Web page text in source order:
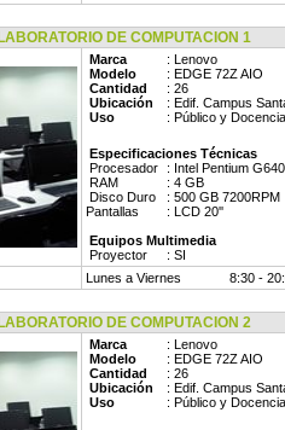
DE COMPUTACION 1
Marca
: Lenovo
Modelo
: EDGE 72Z AIO
Cantidad
: 26
Ubicación
: Edif. Campus
Uso
: Público y Docencia
Especificaciones Técnicas
Procesador
: Intel Pentium
RAM
: 4 GB
Disco Duro
: 500 GB 7200RPM
Pantallas
: LCD 20''
Equipos Multimedia
Proyector
: SI
Lunes a Viernes 8:30 -
DE COMPUTACION 2
Marca
: Lenovo
Modelo
: EDGE 72Z AIO
Cantidad
: 26
Ubicación
: Edif. Campus
Uso
: Público y Docencia